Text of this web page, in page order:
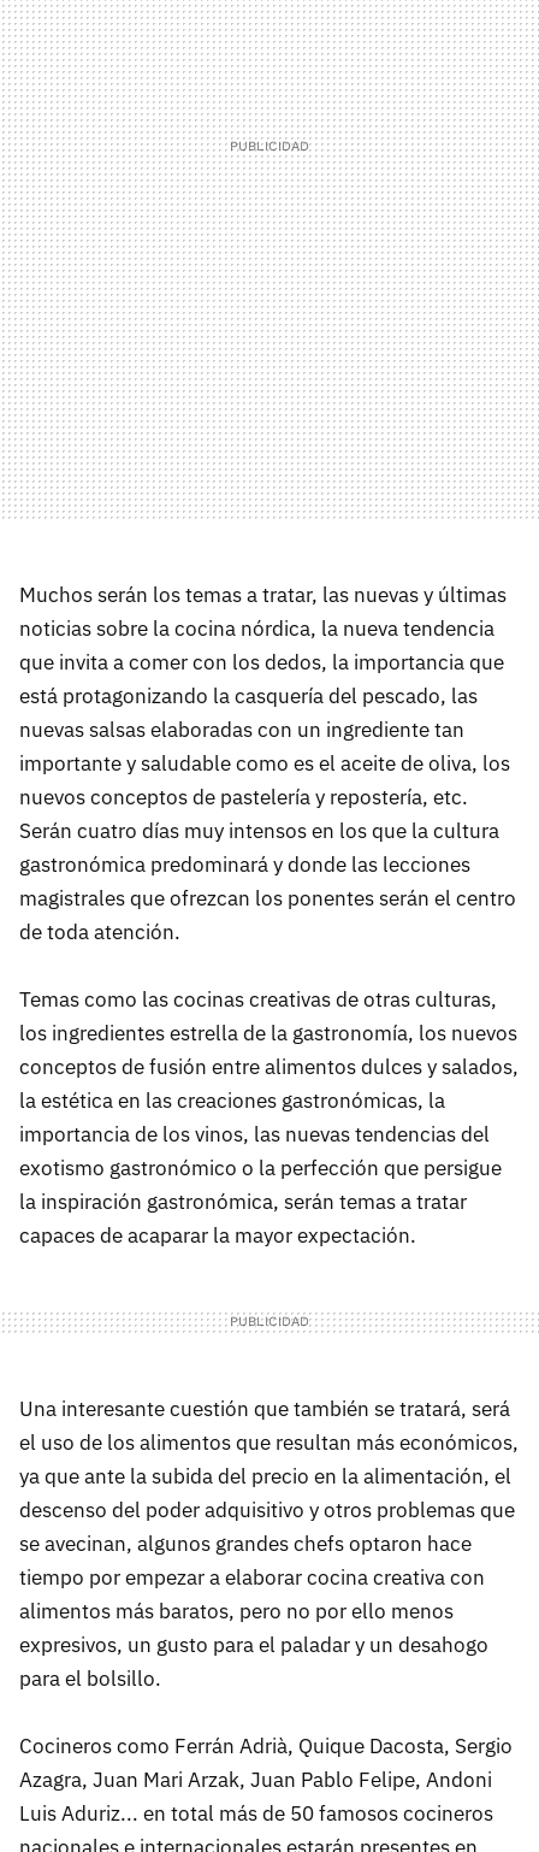
Muchos serán los temas a tratar, las nuevas y últimas
noticias sobre la cocina nórdica, la nueva tendencia
que invita a comer con los dedos, la importancia que
está protagonizando la casquería del pescado, las
nuevas salsas elaboradas con un ingrediente tan
importante y saludable como es el aceite de oliva, los
nuevos conceptos de pastelería y repostería, etc.
Serán cuatro días muy intensos en los que la cultura
gastronómica predominará y donde las lecciones
magistrales que ofrezcan los ponentes serán el centro
de toda atención.
Temas como las cocinas creativas de otras culturas,
los ingredientes estrella de la gastronomía, los nuevos
conceptos de fusión entre alimentos dulces y salados,
la estética en las creaciones gastronómicas, la
importancia de los vinos, las nuevas tendencias del
exotismo gastronómico o la perfección que persigue
la inspiración gastronómica, serán temas a tratar
capaces de acaparar la mayor expectación.
Una interesante cuestión que también se tratará, será
el uso de los alimentos que resultan más económicos,
ya que ante la subida del precio en la alimentación, el
descenso del poder adquisitivo y otros problemas que
se avecinan, algunos grandes chefs optaron hace
tiempo por empezar a elaborar cocina creativa con
alimentos más baratos, pero no por ello menos
expresivos, un gusto para el paladar y un desahogo
para el bolsillo.
Cocineros como Ferrán Adrià, Quique Dacosta, Sergio
Azagra, Juan Mari Arzak, Juan Pablo Felipe, Andoni
Luis Aduriz... en total más de 50 famosos cocineros